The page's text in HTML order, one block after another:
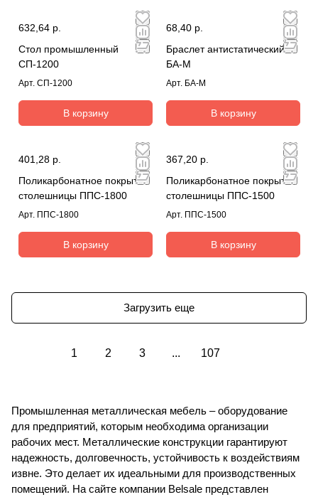
632,64 р.
Стол промышленный
СП-1200
Арт. СП-1200
В корзину
68,40 р.
Браслет антистатический
БА-М
Арт. БА-М
В корзину
401,28 р.
Поликарбонатное покрытие
столешницы ППС-1800
Арт. ППС-1800
В корзину
367,20 р.
Поликарбонатное покрытие
столешницы ППС-1500
Арт. ППС-1500
В корзину
Загрузить еще
1 2 3 ... 107
Промышленная металлическая мебель – оборудование
для предприятий, которым необходима организации
рабочих мест. Металлические конструкции гарантируют
надежность, долговечность, устойчивость к воздействиям
извне. Это делает их идеальными для производственных
помещений. На сайте компании Belsale представлен